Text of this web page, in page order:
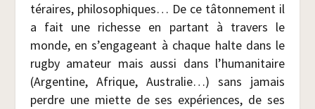
té­raires, phi­lo­so­phiques… De ce tâton­ne­ment il
a fait une richesse en par­tant à tra­vers le
monde, en s’engageant à chaque halte dans le
rug­by ama­teur mais aus­si dans l’humanitaire
(Argen­tine, Afrique, Aus­tra­lie…) sans jamais
perdre une miette de ses expé­riences, de ses